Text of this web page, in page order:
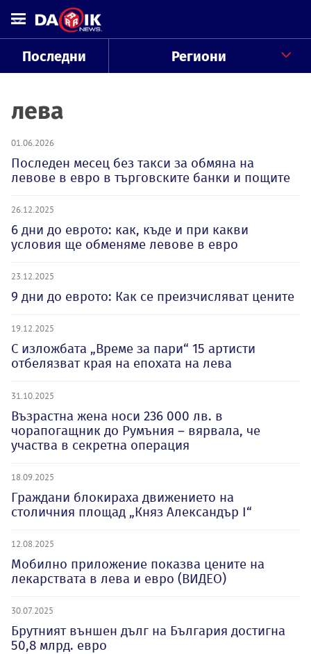
Последни Региони
лева
01.06.2026
Последен месец без такси за обмяна на
левове в евро в търговските банки и пощите
26.12.2025
6 дни до еврото: как, къде и при какви
условия ще обменяме левове в евро
23.12.2025
9 дни до еврото: Как се преизчисляват цените
19.12.2025
С изложбата „Време за пари“ 15 артисти
отбелязват края на епохата на лева
31.10.2025
Възрастна жена носи 236 000 лв. в
чорапогащник до Румъния – вярвала, че
участва в секретна операция
18.09.2025
Граждани блокираха движението на
столичния площад „Княз Александър I“
12.08.2025
Мобилно приложение показва цените на
лекарствата в лева и евро (ВИДЕО)
30.07.2025
Брутният външен дълг на България достигна
50,8 млрд. евро